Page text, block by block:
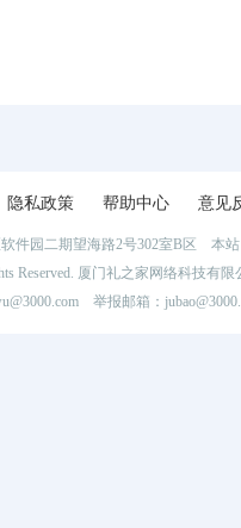
隐私政策 帮助中心 意见
件园二期望海路2号302室B区 本
Reserved. 厦门礼之家网络科技
举报邮箱：